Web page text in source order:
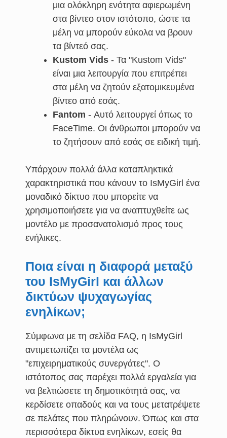
μια ολόκληρη ενότητα αφιερωμένη
στα βίντεο στον ιστότοπο, ώστε τα
μέλη να μπορούν εύκολα να βρουν
τα βίντεό σας.
Kustom Vids - Τα "Kustom Vids"
είναι μια λειτουργία που επιτρέπει
στα μέλη να ζητούν εξατομικευμένα
βίντεο από εσάς.
Fantom - Αυτό λειτουργεί όπως το
FaceTime. Οι άνθρωποι μπορούν να
το ζητήσουν από εσάς σε ειδική τιμή.
Υπάρχουν πολλά άλλα καταπληκτικά
χαρακτηριστικά που κάνουν το IsMyGirl ένα
μοναδικό δίκτυο που μπορείτε να
χρησιμοποιήσετε για να αναπτυχθείτε ως
μοντέλο με προσανατολισμό προς τους
ενήλικες.
Ποια είναι η διαφορά μεταξύ
του IsMyGirl και άλλων
δικτύων ψυχαγωγίας
ενηλίκων;
Σύμφωνα με τη σελίδα FAQ, η IsMyGirl
αντιμετωπίζει τα μοντέλα ως
"επιχειρηματικούς συνεργάτες". Ο
ιστότοπος σας παρέχει πολλά εργαλεία για
να βελτιώσετε τη δημοτικότητά σας, να
κερδίσετε οπαδούς και να τους μετατρέψετε
σε πελάτες που πληρώνουν. Όπως και στα
περισσότερα δίκτυα ενηλίκων, εσείς θα